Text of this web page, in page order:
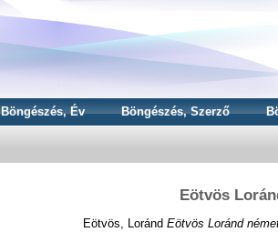
Böngészés, Év Böngészés, Szerző
Eötvös
Eötvös, Loránd Eötvös Loránd